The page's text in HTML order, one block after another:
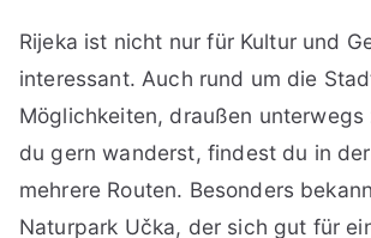
Rijeka ist nicht nur für Kultur und
interessant. Auch rund um die
Möglichkeiten, draußen unterwegs
du gern wanderst, findest du in
mehrere Routen. Besonders
Naturpark Učka, der sich gut für